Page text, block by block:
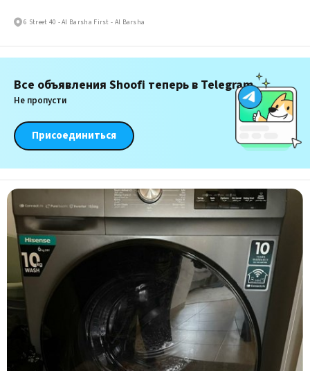
6 Street 40 - Al Barsha First - Al Barsha
Все объявления Shoofi теперь в Telegram
Не пропусти
Присоединиться